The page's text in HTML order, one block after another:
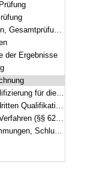
der Ergebnisse
Qualifikationsebene (§§ 37–42)
(§§ 43–61)
(§§ 62–64)
(§§ 65–67)